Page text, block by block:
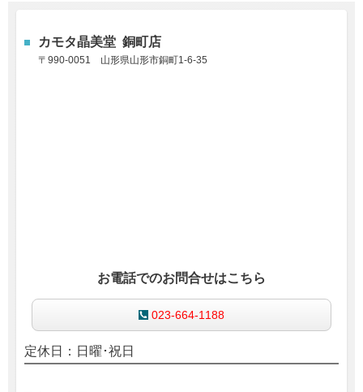
カモタ晶美堂 銅町店
〒990-0051 山形県山形市銅町1-6-35
お電話でのお問合せはこちら
023-664-1188
定休日：日曜･祝日